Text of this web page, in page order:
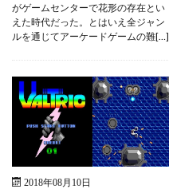
がゲームセンターで花形の存在とい
えた時代だった。とはいえ全ジャン
ルを通じてアーケードゲームの難[…]
2018年08月10日